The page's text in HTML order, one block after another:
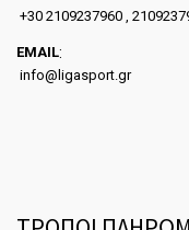
+30 2109237960 ,
EMAIL:
info@ligasport.gr